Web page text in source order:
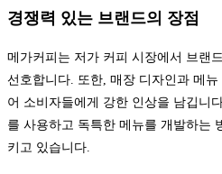
경쟁력 있는 브랜드의 장점
메가커피는 저가 커피 시장에서 브랜
선호합니다. 또한, 매장 디자인과 메
어 소비자들에게 강한 인상을 남깁니
를 사용하고 독특한 메뉴를 개발하는
키고 있습니다.